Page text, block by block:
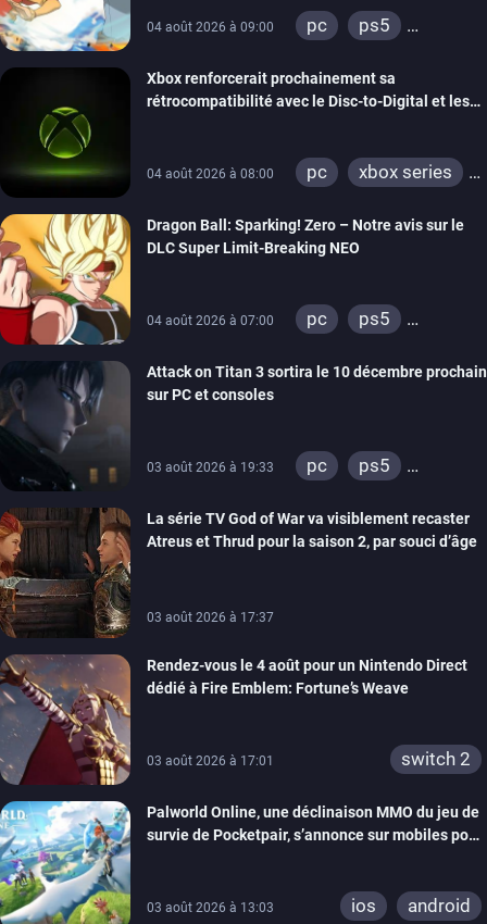
04 août 2026 à 09:00 pc
ps5
switch
switch 2
Xbox renforcerait prochainement sa
rétrocompatibilité avec le Disc-to-Digital et les
04 août 2026 à 08:00 pc
xbox series
xbox 360
Dragon Ball: Sparking! Zero – Notre avis sur le
DLC Super Limit-Breaking NEO
04 août 2026 à 07:00 pc
ps5
Attack on Titan 3 sortira le 10 décembre prochain
sur PC et consoles
03 août 2026 à 19:33 pc
ps5
switch 2
La série TV God of War va visiblement recaster
Atreus et Thrud pour la saison 2, par souci d’âge
03 août 2026 à 17:37
Rendez-vous le 4 août pour un Nintendo Direct
dédié à Fire Emblem: Fortune’s Weave
03 août 2026 à 17:01 switch 2
Palworld Online, une déclinaison MMO du jeu de
survie de Pocketpair, s’annonce sur mobiles pour
03 août 2026 à 13:03 ios android